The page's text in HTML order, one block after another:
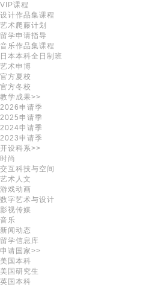
VIP课程
设计作品集课程
艺术爬藤计划
留学申请指导
音乐作品集课程
日本本科全日制班
艺术申博
官方夏校
官方冬校
教学成果>>
2026申请季
2025申请季
2024申请季
2023申请季
开设科系>>
时尚
交互科技与空间
艺术人文
游戏动画
数字艺术与设计
影视传媒
音乐
新闻动态
留学信息库
申请国家>>
美国本科
美国研究生
英国本科